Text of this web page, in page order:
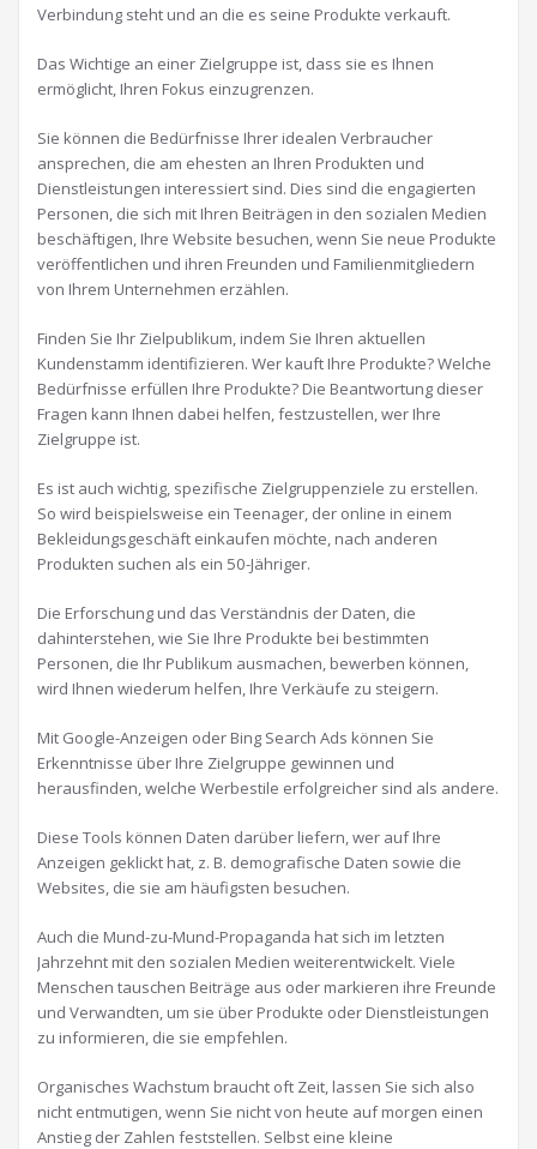
Verbindung steht und an die es seine Produkte verkauft.
Das Wichtige an einer Zielgruppe ist, dass sie es Ihnen
ermöglicht, Ihren Fokus einzugrenzen.
Sie können die Bedürfnisse Ihrer idealen Verbraucher
ansprechen, die am ehesten an Ihren Produkten und
Dienstleistungen interessiert sind. Dies sind die engagierten
Personen, die sich mit Ihren Beiträgen in den sozialen Medien
beschäftigen, Ihre Website besuchen, wenn Sie neue Produkte
veröffentlichen und ihren Freunden und Familienmitgliedern
von Ihrem Unternehmen erzählen.
Finden Sie Ihr Zielpublikum, indem Sie Ihren aktuellen
Kundenstamm identifizieren. Wer kauft Ihre Produkte? Welche
Bedürfnisse erfüllen Ihre Produkte? Die Beantwortung dieser
Fragen kann Ihnen dabei helfen, festzustellen, wer Ihre
Zielgruppe ist.
Es ist auch wichtig, spezifische Zielgruppenziele zu erstellen.
So wird beispielsweise ein Teenager, der online in einem
Bekleidungsgeschäft einkaufen möchte, nach anderen
Produkten suchen als ein 50-Jähriger.
Die Erforschung und das Verständnis der Daten, die
dahinterstehen, wie Sie Ihre Produkte bei bestimmten
Personen, die Ihr Publikum ausmachen, bewerben können,
wird Ihnen wiederum helfen, Ihre Verkäufe zu steigern.
Mit Google-Anzeigen oder Bing Search Ads können Sie
Erkenntnisse über Ihre Zielgruppe gewinnen und
herausfinden, welche Werbestile erfolgreicher sind als andere.
Diese Tools können Daten darüber liefern, wer auf Ihre
Anzeigen geklickt hat, z. B. demografische Daten sowie die
Websites, die sie am häufigsten besuchen.
Auch die Mund-zu-Mund-Propaganda hat sich im letzten
Jahrzehnt mit den sozialen Medien weiterentwickelt. Viele
Menschen tauschen Beiträge aus oder markieren ihre Freunde
und Verwandten, um sie über Produkte oder Dienstleistungen
zu informieren, die sie empfehlen.
Organisches Wachstum braucht oft Zeit, lassen Sie sich also
nicht entmutigen, wenn Sie nicht von heute auf morgen einen
Anstieg der Zahlen feststellen. Selbst eine kleine